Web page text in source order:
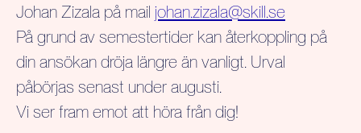
Johan Zizala på mail johan.zizala@skill.se
På grund av semestertider kan återkoppling på
din ansökan dröja längre än vanligt. Urval
påbörjas senast under augusti.
Vi ser fram emot att höra från dig!